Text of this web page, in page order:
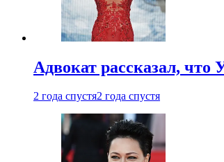
Адвокат рассказал, что
2 года спустя2 года спустя